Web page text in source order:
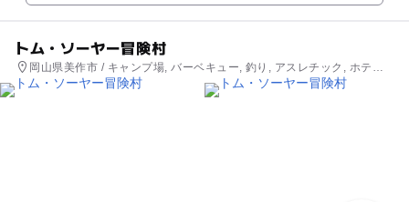
トム・ソーヤー冒険村
岡山県美作市 / キャンプ場, バーベキュー, 釣り, アスレチック, ホテ
ル・旅館